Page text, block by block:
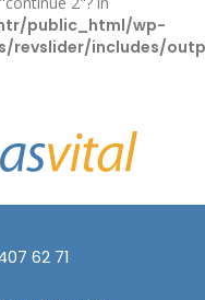
public_html/wp-
revslider/includes/
62 71